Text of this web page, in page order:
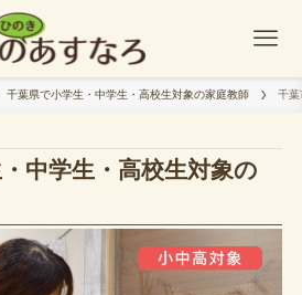
千葉県で小学生・中学生・高校生対象の家庭教師 千葉
中学生・高校生対象の